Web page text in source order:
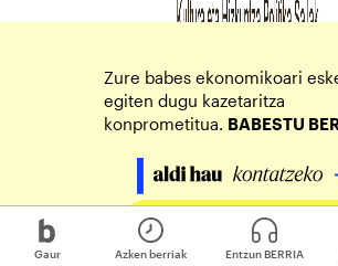
Gaur Azken berriak Entzun BERRIA
Zure babes ekonomikoari
egiten dugu kazetaritza
konprometitua. BABESTU
Egin zure ekarpena